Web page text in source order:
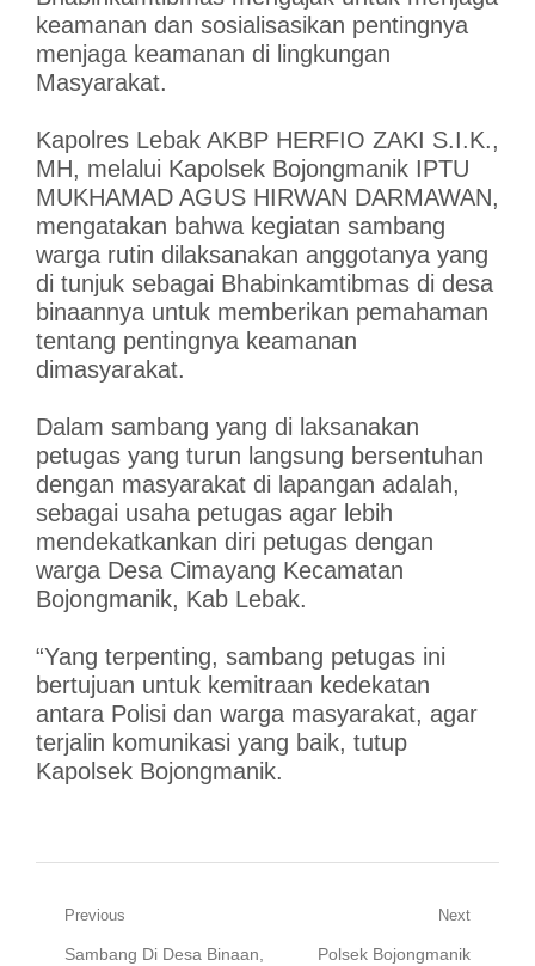
keamanan dan sosialisasikan pentingnya
menjaga keamanan di lingkungan
Masyarakat.
Kapolres Lebak AKBP HERFIO ZAKI S.I.K.,
MH, melalui Kapolsek Bojongmanik IPTU
MUKHAMAD AGUS HIRWAN DARMAWAN,
mengatakan bahwa kegiatan sambang
warga rutin dilaksanakan anggotanya yang
di tunjuk sebagai Bhabinkamtibmas di desa
binaannya untuk memberikan pemahaman
tentang pentingnya keamanan
dimasyarakat.
Dalam sambang yang di laksanakan
petugas yang turun langsung bersentuhan
dengan masyarakat di lapangan adalah,
sebagai usaha petugas agar lebih
mendekatkankan diri petugas dengan
warga Desa Cimayang Kecamatan
Bojongmanik, Kab Lebak.
“Yang terpenting, sambang petugas ini
bertujuan untuk kemitraan kedekatan
antara Polisi dan warga masyarakat, agar
terjalin komunikasi yang baik, tutup
Kapolsek Bojongmanik.
Navigasi
Previous
Previous
Sambang Di Desa Binaan,
Next
Next
Polsek Bojongmanik